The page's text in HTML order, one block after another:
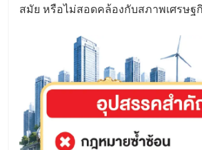
สมัย หรือไม่สอดคล้องกับสภาพเศรษฐ